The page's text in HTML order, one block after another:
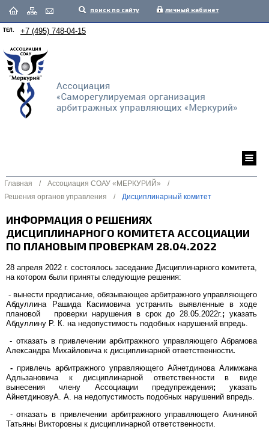
поиск по сайту личный кабинет
ТЕЛ. +7 (495) 748-04-15
Главная / Ассоциация СОАУ «МЕРКУРИЙ»
/
Решения органов управления
/ Дисциплинарный комитет
ИНФОРМАЦИЯ О РЕШЕНИЯХ
ДИСЦИПЛИНАРНОГО КОМИТЕТА АССОЦИАЦИИ
ПО ПЛАНОВЫМ ПРОВЕРКАМ 28.04.2022
28 апреля 2022 г. состоялось заседание Дисциплинарного комитета,
на котором были приняты следующие решения:
- вынести предписание, обязывающее арбитражного управляющего
Абдуллина Рашида Касимовича устранить выявленные в ходе
плановой проверки нарушения в срок до 28.05.2022г.;указать
Абдуллину Р. К. на недопустимость подобных нарушений впредь.
- отказать в привлечении арбитражного управляющего Абрамова
Александра Михайловича к дисциплинарной ответственности.
- привлечь арбитражного управляющего Айнетдинова Алимжана
Адльзановича к дисциплинарной ответственности в виде
вынесения члену Ассоциации предупреждения; указать
АйнетдиновуА. А. на недопустимость подобных нарушений впредь.
- отказать в привлечении арбитражного управляющего Акининой
Татьяны Викторовны к дисциплинарной ответственности.